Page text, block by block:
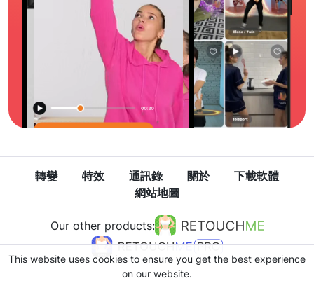
轉變 特效 通訊錄 關於
下載軟體
網站地圖
Our other products:
This website uses cookies to ensure you get the best experience
on our website.